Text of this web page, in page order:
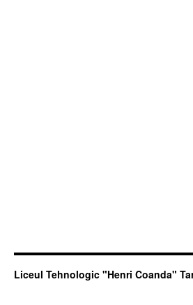
Liceul Tehnologic "Henri Coanda"